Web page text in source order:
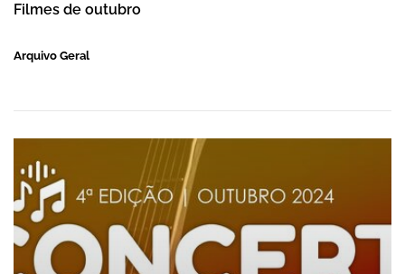
Filmes de outubro
Arquivo Geral
Concertos da vila